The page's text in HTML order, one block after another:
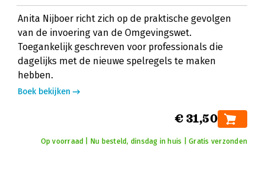
Anita Nijboer richt zich op de praktische gevolgen
van de invoering van de Omgevingswet.
Toegankelijk geschreven voor professionals die
dagelijks met de nieuwe spelregels te maken
hebben.
Boek bekijken
€ 31,50
Op voorraad | Nu besteld, dinsdag in huis | Gratis verzonden